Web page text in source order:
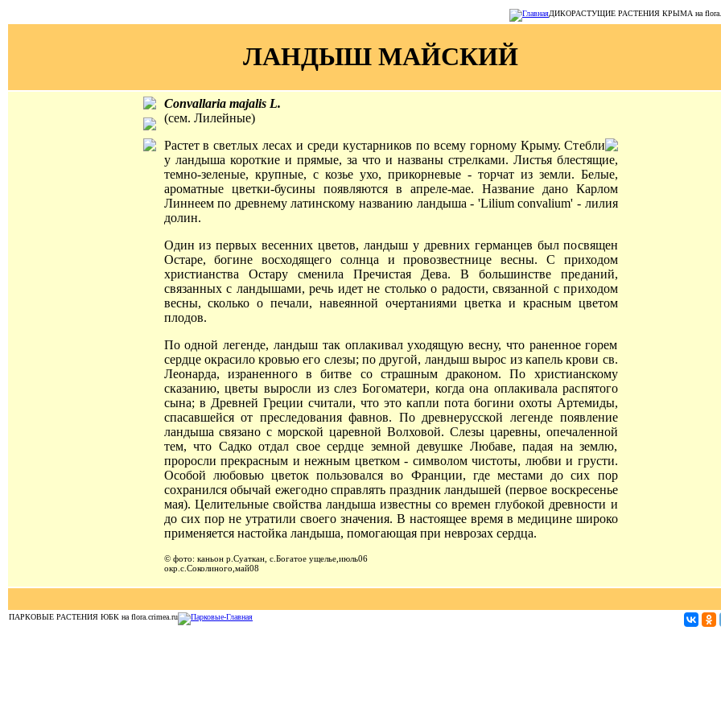
ДИКОРАСТУЩИЕ РАСТЕНИЯ КРЫМА на
ЛАНДЫШ МАЙСКИЙ
Convallaria majalis L.
(сем. Лилейные)
Растет в светлых лесах и среди кустарников по всему горному Крыму. Стебли
у ландыша короткие и прямые, за что и названы стрелками. Листья блестящие,
темно-зеленые, крупные, с козье ухо, прикорневые - торчат из земли. Белые,
ароматные цветки-бусины появляются в апреле-мае. Название дано Карлом
Линнеем по древнему латинскому названию ландыша - 'Lilium convalium' - лилия
долин.
Один из первых весенних цветов, ландыш у древних германцев был посвящен
Остаре, богине восходящего солнца и провозвестнице весны. С приходом
христианства Остару сменила Пречистая Дева. В большинстве преданий,
связанных с ландышами, речь идет не столько о радости, связанной с приходом
весны, сколько о печали, навеянной очертаниями цветка и красным цветом
плодов.
По одной легенде, ландыш так оплакивал уходящую весну, что раненное горем
сердце окрасило кровью его слезы; по другой, ландыш вырос из капель крови св.
Леонарда, израненного в битве со страшным драконом. По христианскому
сказанию, цветы выросли из слез Богоматери, когда она оплакивала распятого
сына; в Древней Греции считали, что это капли пота богини охоты Артемиды,
спасавшейся от преследования фавнов. По древнерусской легенде появление
ландыша связано с морской царевной Волховой. Слезы царевны, опечаленной
тем, что Садко отдал свое сердце земной девушке Любаве, падая на землю,
проросли прекрасным и нежным цветком - символом чистоты, любви и грусти.
Особой любовью цветок пользовался во Франции, где местами до сих пор
сохранился обычай ежегодно справлять праздник ландышей (первое воскресенье
мая). Целительные свойства ландыша известны со времен глубокой древности и
до сих пор не утратили своего значения. В настоящее время в медицине широко
применяется настойка ландыша, помогающая при неврозах сердца.
© фото: каньон р.Суаткан, с.Богатое ущелье,июль06
окр.с.Соколиного,май08
ПАРКОВЫЕ РАСТЕНИЯ ЮБК на flora.crimea.ru